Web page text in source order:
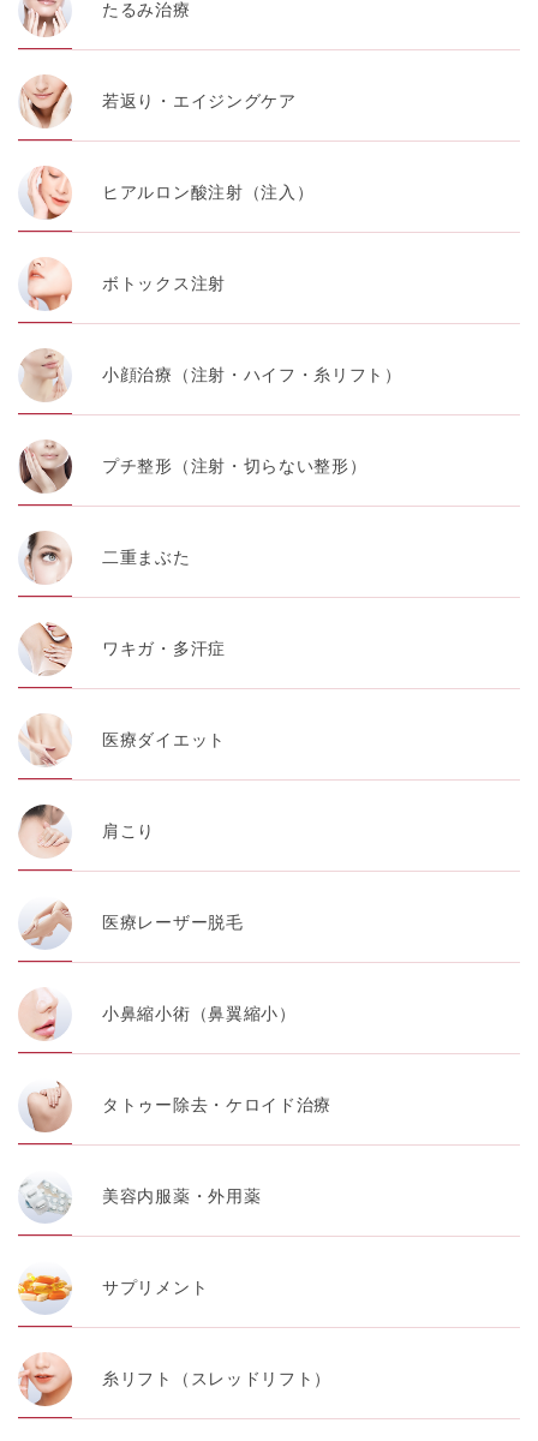
代表電話番号03-6459-0169
【取得する情報】に規定されている取得情報
②共同して利用する者の範囲
【基本理念】に規定するTCBグループ
③共同利用する者の利用目的
【利用目的】の達成のため
【外部委託について】
TCBグループは、【利用目的】の達成に必要な範囲内に
おいて、取得情報の取扱いの全部または一部を外部の業
いを委託する場合、委託先との間で、個人情報の保護に
関する取り決めを行い、契約にあたっては取得情報が適
正に管理されるよう確保します。
【第三者提供について】
TCBグループは、個人情報保護法その他の法令により認
められる場合を除き、患者様の同意なしに、取得情報を
委託先以外の第三者に開示・提供することはありませ
ん。
【個人情報の開示・訂正・利用停止について】
TCBグループは、本人の申し出により個人情報に関する
について、これを適切に対応します。
問合せ先：個人情報お問合せフォーム
【Cookie(クッキー)について】
Cookieは、一般的にインターネット閲覧を行う際、又は
WEBサービスを利用する際に、閲覧者のデバイス内にそ
TCBグループでは、Cookie及び類似技術を使用して収集
した情報を利用することにより、WEBサイトの利用状況
を分析し、パフォーマンス改善や、WEBサイトを通じて
提供するサービスの向上・改善のため、Cookieを使用す
ることがあります。ご使用のブラウザによりCookieを無
効とすることが可能です。ただし、Cookieを無効にした
場合、WEBサイト上のサービスの全部または一部のペー
ジが正しく表示されなくなる場合がありますのでご留意
【アクセスログについて】
TCBグループが運営するWEBサイトでは、アクセスログ
として患者様の履歴情報をサーバ上に記録しています。
る統計分析のために使用されます。それ以外の目的で使
用されることはありません。
本プライバシーポリシーの内容は、法令変更への対応や
事業上の必要性等に応じて、改定される場合がありま
す。
掲載したときをもって効力を生じるものとします。
たるみ治療
若返り・エイジングケア
ヒアルロン酸注射（注入）
ボトックス注射
小顔治療（注射・ハイフ・糸リフト）
プチ整形（注射・切らない整形）
二重まぶた
ワキガ・多汗症
医療ダイエット
肩こり
医療レーザー脱毛
小鼻縮小術（鼻翼縮小）
タトゥー除去・ケロイド治療
美容内服薬・外用薬
サプリメント
糸リフト（スレッドリフト）